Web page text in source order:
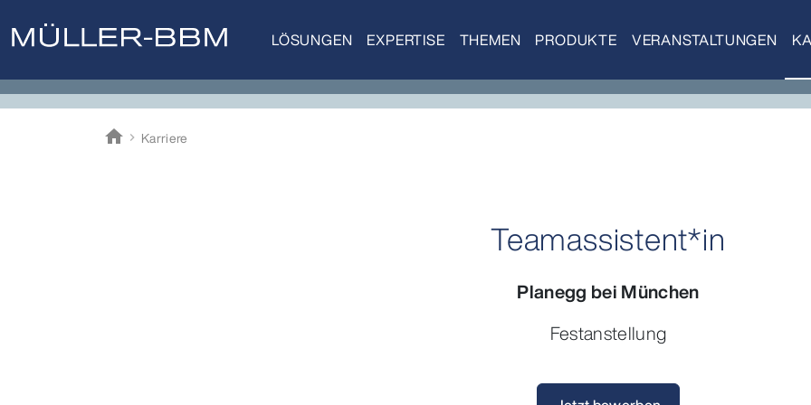
LÖSUNGEN EXPERTISE THEMEN PRODUKTE VERANSTALTUNGEN
home
Müller-BBM
Karriere
Teamassistent*in
Planegg bei München
Festanstellung